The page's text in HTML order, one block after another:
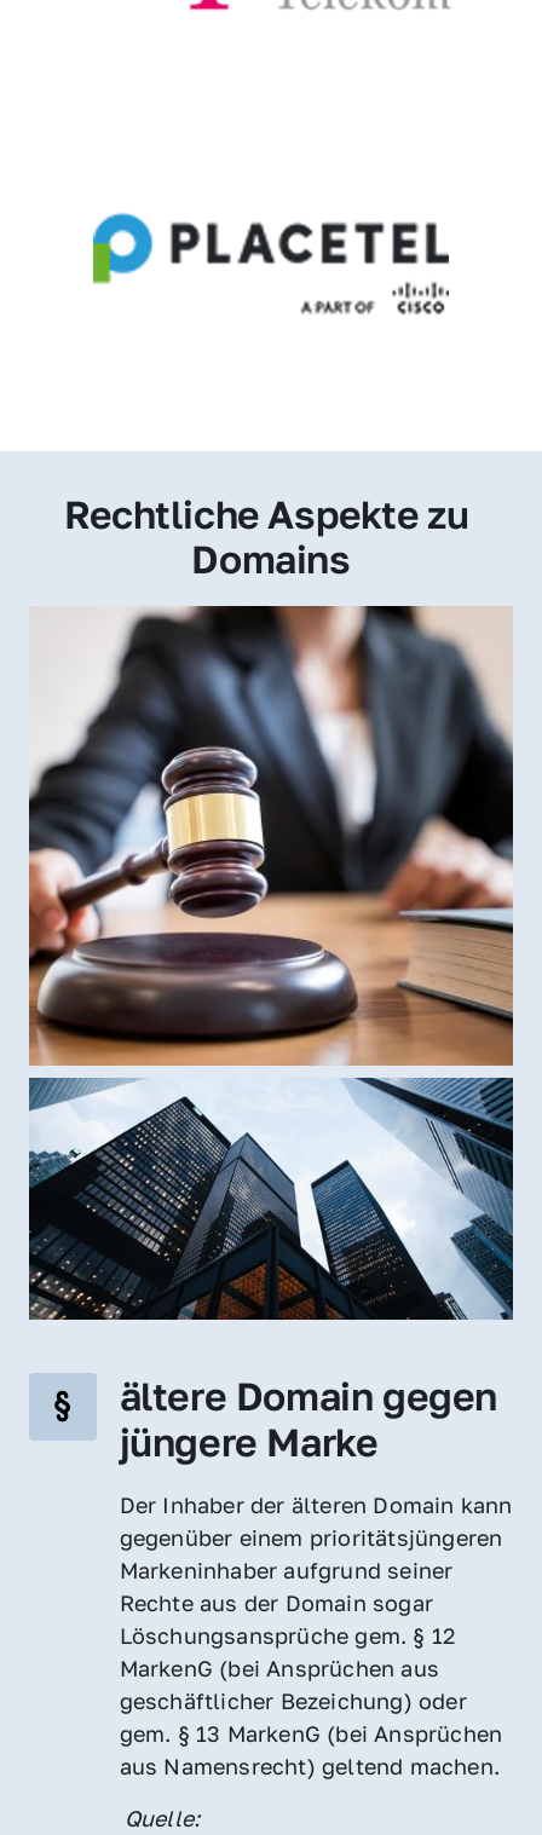
Rechtliche Aspekte zu
Domains
ältere Domain gegen
jüngere Marke
Der Inhaber der älteren Domain kann
gegenüber einem prioritätsjüngeren
Markeninhaber aufgrund seiner
Rechte aus der Domain sogar
Löschungsansprüche gem. § 12
MarkenG (bei Ansprüchen aus
geschäftlicher Bezeichung) oder
gem. § 13 MarkenG (bei Ansprüchen
aus Namensrecht) geltend machen.